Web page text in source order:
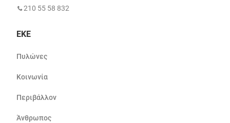
210 55 58 832
ΕΚΕ
Πυλώνες
Κοινωνία
Περιβάλλον
Άνθρωπος